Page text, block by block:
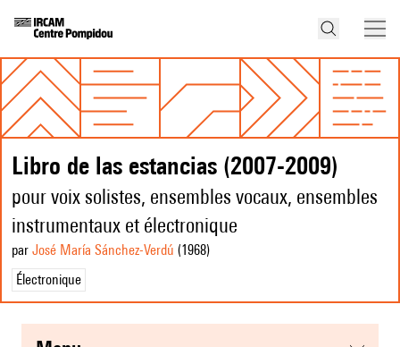
Libro de las estancias (2007-2009)
pour voix solistes, ensembles vocaux, ensembles
instrumentaux et électronique
par José María Sánchez-Verdú (1968)
Électronique